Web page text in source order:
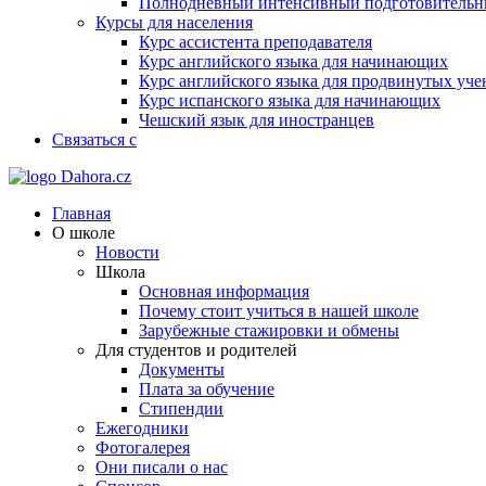
Курсы для населения
Курс ассистента преподавателя
Курс английского языка для начинающих
Курс английского языка для продвинутых
Курс испанского языка для начинающих
Чешский язык для иностранцев
Связаться с
Главная
О школе
Новости
Школа
Основная информация
Почему стоит учиться в нашей школе
Зарубежные стажировки и обмены
Для студентов и родителей
Документы
Плата за обучение
Стипендии
Ежегодники
Фотогалерея
Они писали о нас